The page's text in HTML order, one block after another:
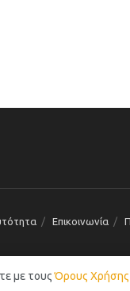
Επικοινωνία
με τουςΌρους Χρήσης